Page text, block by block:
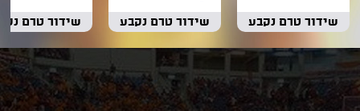
שידור טרם נקבע שידור טרם נקבע שידור טרם